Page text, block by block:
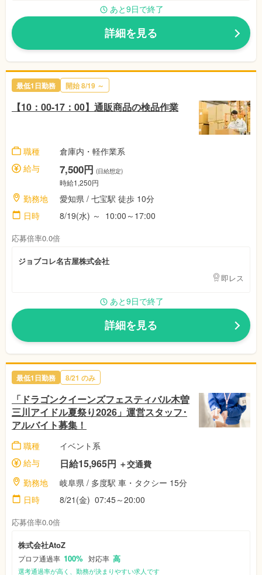
あと9日で終了
詳細を見る
最低1日勤務 開始 8/19 ～
【10：00-17：00】通販商品の検品作業
職種
倉庫内・軽作業系
給与
7,500円 (日給想定)
時給1,250円
勤務地
愛知県 / 七宝駅 徒歩 10分
日時
8/19(水) ～ 10:00～17:00
応募倍率0.0倍
ジョブコレ名古屋株式会社
即レス
あと9日で終了
詳細を見る
最低1日勤務 8/21 のみ
「ドラゴンクイーンズフェスティバル木曽
三川アイドル夏祭り2026」運営スタッフ･
アルバイト募集！
職種
イベント系
給与
日給15,965円 ＋交通費
勤務地
岐阜県 / 多度駅 車・タクシー 15分
日時
8/21(金) 07:45～20:00
応募倍率0.0倍
株式会社AtoZ
プロフ通過率 100% 対応率 高
選考通過率が高く、勤務が決まりやすい求人です